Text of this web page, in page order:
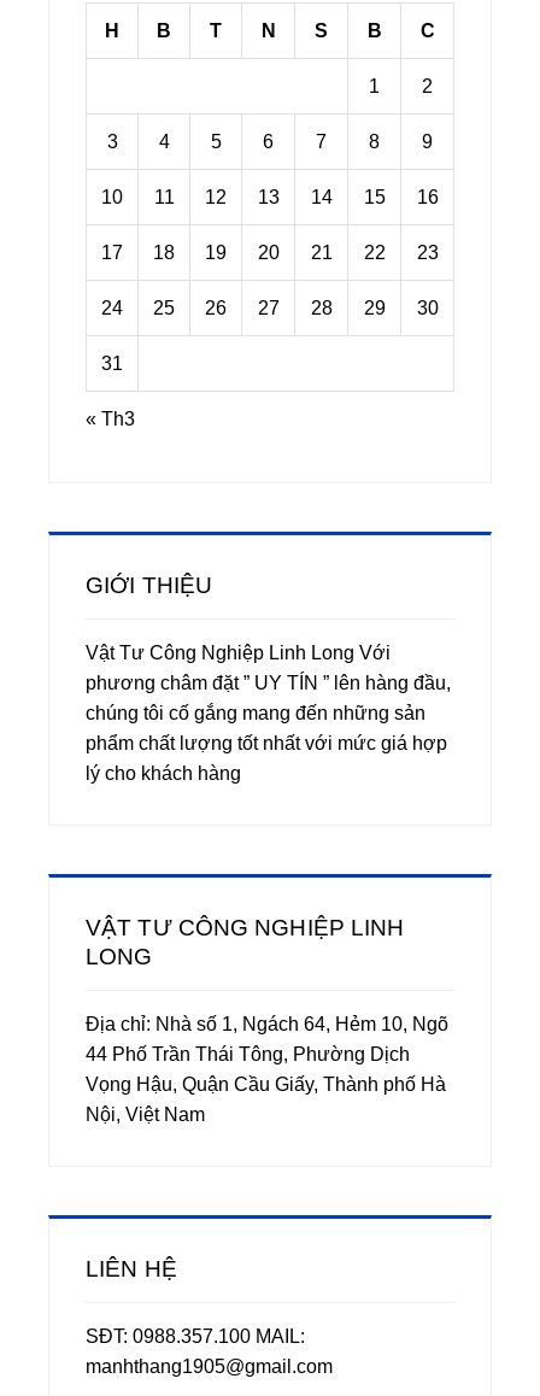
H B T N S B C
1 2
3 4 5 6 7 8 9
10 11 12 13 14 15 16
17 18 19 20 21 22 23
24 25 26 27 28 29 30
31
« Th3
GIỚI THIỆU
Vật Tư Công Nghiệp Linh Long Với
phương châm đặt ” UY TÍN ” lên hàng đầu,
chúng tôi cố gắng mang đến những sản
phẩm chất lượng tốt nhất với mức giá hợp
lý cho khách hàng
VẬT TƯ CÔNG NGHIỆP LINH
LONG
Địa chỉ: Nhà số 1, Ngách 64, Hẻm 10, Ngõ
44 Phố Trần Thái Tông, Phường Dịch
Vọng Hậu, Quận Cầu Giấy, Thành phố Hà
Nội, Việt Nam
LIÊN HỆ
SĐT: 0988.357.100 MAIL:
manhthang1905@gmail.com